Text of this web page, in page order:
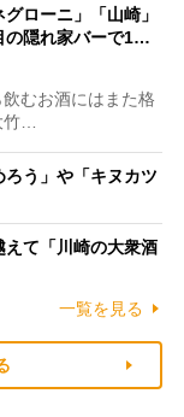
ローニ」「山崎」
の隠れ家バーで1…
むお酒にはまた格
…
ろう」や「キヌカツ
えて「川崎の大衆酒
一覧を見る